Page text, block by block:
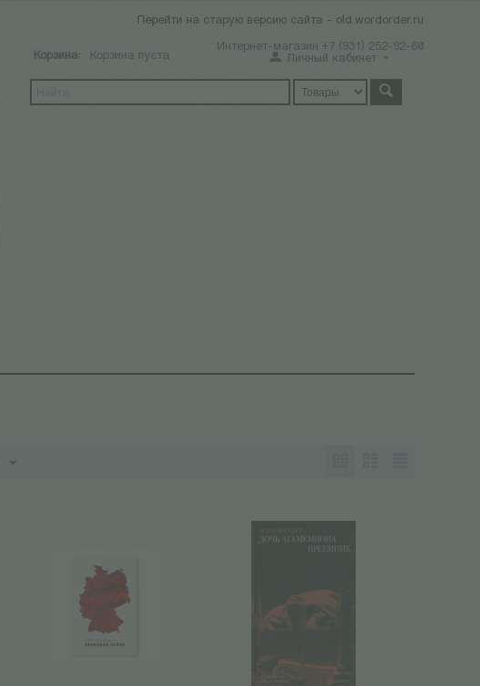
Перейти на старую версию сайта - old.wordorder.ru
Интернет-магазин +7 (931) 252-92-60
Корзина: Корзина пуста Личный кабинет